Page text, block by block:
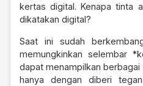
kertas digital. Kenapa tinta
dikatakan digital?
Saat ini sudah
memungkinkan selembar
dapat menampilkan
hanya dengan diberi